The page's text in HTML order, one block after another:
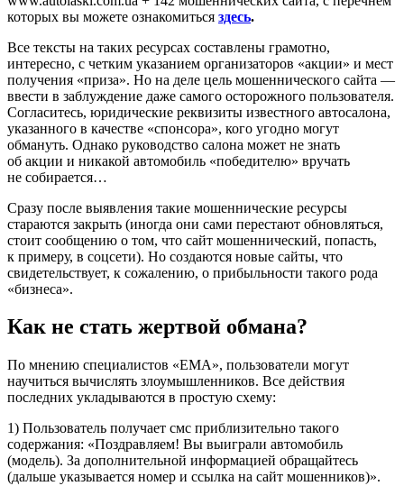
которых вы можете ознакомиться здесь.
Все тексты на таких ресурсах составлены грамотно,
интересно, с четким указанием организаторов «акции» и мест
получения «приза». Но на деле цель мошеннического сайта —
ввести в заблуждение даже самого осторожного пользователя.
Согласитесь, юридические реквизиты известного автосалона,
указанного в качестве «спонсора», кого угодно могут
обмануть. Однако руководство салона может не знать
об акции и никакой автомобиль «победителю» вручать
не собирается…
Сразу после выявления такие мошеннические ресурсы
стараются закрыть (иногда они сами перестают обновляться,
стоит сообщению о том, что сайт мошеннический, попасть,
к примеру, в соцсети). Но создаются новые сайты, что
свидетельствует, к сожалению, о прибыльности такого рода
«бизнеса».
Как не стать жертвой обмана?
По мнению специалистов «ЕМА», пользователи могут
научиться вычислять злоумышленников. Все действия
последних укладываются в простую схему:
1) Пользователь получает смс приблизительно такого
содержания: «Поздравляем! Вы выиграли автомобиль
(модель). За дополнительной информацией обращайтесь
(дальше указывается номер и ссылка на сайт мошенников)».